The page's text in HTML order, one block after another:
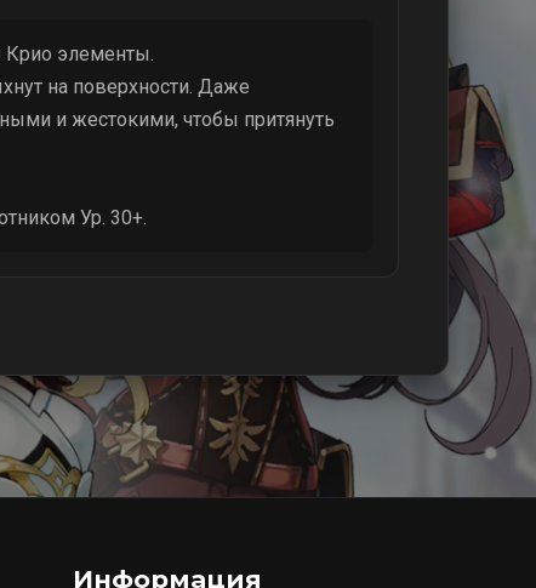
Крио элементы.
на поверхности. Даже
и жестокими, чтобы притянуть
Ур. 30+.
Информация